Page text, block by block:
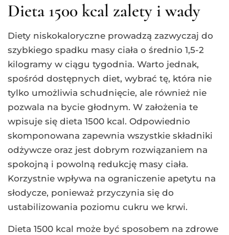
Dieta 1500 kcal zalety i wady
Diety niskokaloryczne prowadzą zazwyczaj do
szybkiego spadku masy ciała o średnio 1,5-2
kilogramy w ciągu tygodnia. Warto jednak,
spośród dostępnych diet, wybrać tę, która nie
tylko umożliwia schudnięcie, ale również nie
pozwala na bycie głodnym. W założenia te
wpisuje się dieta 1500 kcal. Odpowiednio
skomponowana zapewnia wszystkie składniki
odżywcze oraz jest dobrym rozwiązaniem na
spokojną i powolną redukcję masy ciała.
Korzystnie wpływa na ograniczenie apetytu na
słodycze, ponieważ przyczynia się do
ustabilizowania poziomu cukru we krwi.
Dieta 1500 kcal może być sposobem na zdrowe